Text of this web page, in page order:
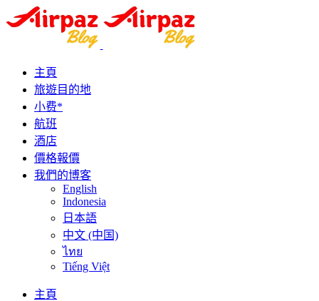
主頁
旅遊目的地
小费*
航班
酒店
價格報價
我們的博客
English
Indonesia
日本語
中文 (中国)
ไทย
Tiếng Việt
主頁